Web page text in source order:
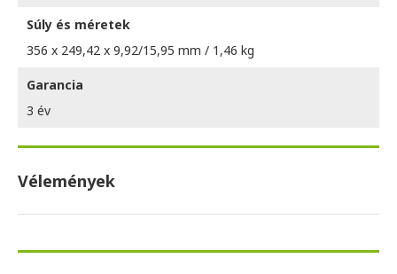
Súly és méretek
356 x 249,42 x 9,92/15,95 mm / 1,46 kg
Garancia
3 év
Vélemények